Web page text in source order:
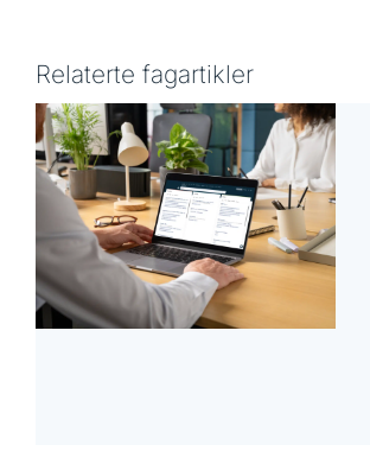
Relaterte fagartikler